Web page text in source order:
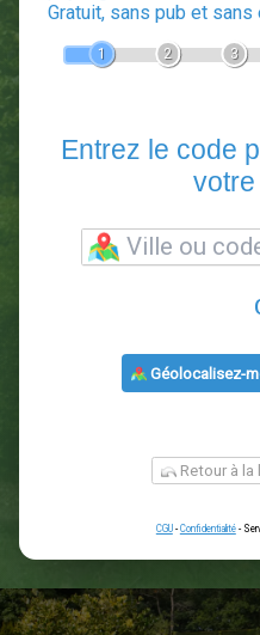
Devis
En 5 minutes,